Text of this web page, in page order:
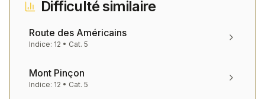
Difficulté similaire
Route des Américains
Indice: 12 • Cat. 5
Mont Pinçon
Indice: 12 • Cat. 5